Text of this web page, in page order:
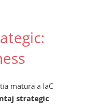
matura a IaC
strategic